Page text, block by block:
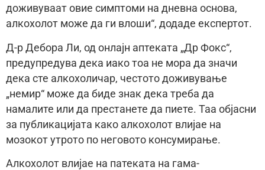
доживуваат овие симптоми на дневна основа,
алкохолот може да ги влоши“, додаде експертот.
Д-р Дебора Ли, од онлајн аптеката „Др Фокс“,
предупредува дека иако тоа не мора да значи
дека сте алкохоличар, честото доживување
„немир“ може да биде знак дека треба да
намалите или да престанете да пиете. Таа објасни
за публикацијата како алкохолот влијае на
мозокот утрото по неговото консумирање.
Алкохолот влијае на патеката на гама-